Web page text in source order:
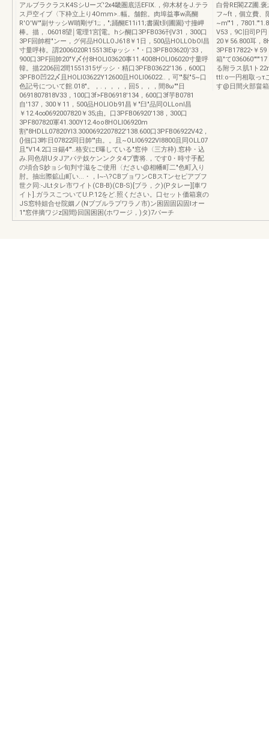
アルブラクラスK4SシUーズ'2x4畿圏底活EFIX.，仰木材をJ.テラ
ス戸空イブ〈下枠立上り4Omm>..幅。舗館。肉埠益事w高醐
R'O'W'"副サッシW哨剛ザ1;;，";踊醐E11i11;書園t到圃園}寸撞岬
棒。描，.06018望￨電理1宮[電。hシ醐口3PFB036刊V31，300口
3PF回帥柑"ンー，グ何品HOLLOJ618￥1日，500品HOLLObOl昌
寸量呼柿。謂2006020R15513lEψッシ・"・口3PFB03620)'33，
900口3PF回帥20"Y〆付8HOLl03620事11.4008HOLl06020寸量呼
韓。描2206回2間1551315ザッシ・精口3PFB03622'136，600口
3PFBO凹22〆且HOLl03622Y12600且HOLl06022..，可'"裂"5~口
色記号について館.018"。，.，，，，回5，，，間8ω""日
0691807818V33，100口3f>FB06918'134，600口3f芋B0781
自'137，300￥11，500品HOLlOb91昌￥"臼"品同OLLonl昌
￥12.4∞0692007820￥35;由。口3PFB06920'138，300口
3PF807820軍41.300Y12.4oo8HOLl06920m
割"8HDLL07820YI3.3000692207822'138.600口3PFB06922V42，
(}佃口3昨日07822同日帥'"由。。且~OLl06922VI8800且同OLL07
且"V14.2口ヨ錫4'"..格安にE曝している"窓仲〈三方枠).窓枠・込
み.同色胡UタJアパテ奴ケンンクタ4プ曹将.，です0・時寸手配
の頃合S妙ョシ旬判寸滋をご使用〈ださい@相幡町二"色町入り
肘。抽出際鉱山町い...・，I~-\?CBブョワンCBスTンセピアブフ
世ク同:-JLtタレ市ワイト(CB-B)(CB-S)[ブラ，ク)(Pタレー][車ワ
イト].ガラスこついてU.P.12をど.照ください。口セット価箱衰の
JS窓特姐合せ院姻ノ(Nブブルラプワラノ市)ン困固固囚固Iオー
1"窓伴摘ワジz国間}回国困困(ホワージ，)タ)7パーチ
白骨RE閣ZZ圃.
フ~ft，個立費、
~m'"1，
V53，9C旧司P
20￥56.800耳，
3PFB17822•￥
箱"て
る附ラス肌1ト
ttl:o一円相取っτ
す@日間火部畠